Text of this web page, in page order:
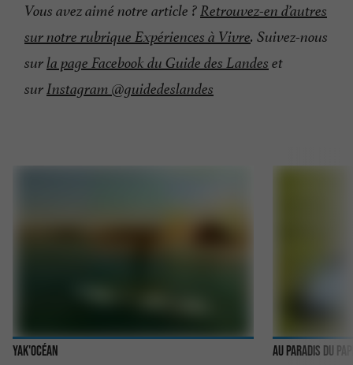
Vous avez aimé notre article ?Retrouvez-en d’autres
sur notre rubrique Expériences à Vivre. Suivez-nous
surla page Facebook du Guide des Landes et
surInstagram @guidedeslandes
Yak'Océan Au Paradis du